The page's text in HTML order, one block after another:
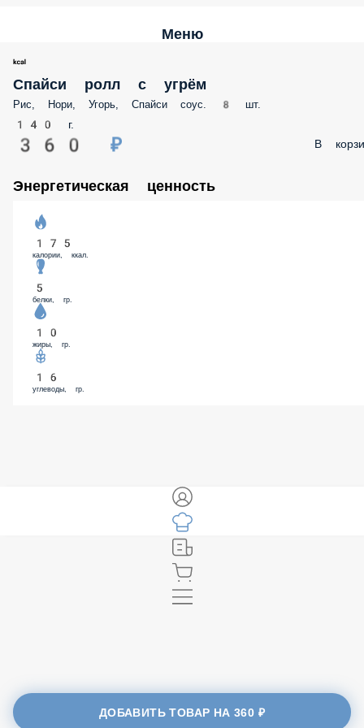
Меню
Спайси ролл с угрём
Рис, Нори, Угорь, Спайси соус. 8 шт.
140 г.
360 ₽ В
Энергетическая ценность
175
калории, ккал.
5
белки, гр.
10
жиры, гр.
16
углеводы, гр.
ДОБАВИТЬ ТОВАР НА 360 ₽